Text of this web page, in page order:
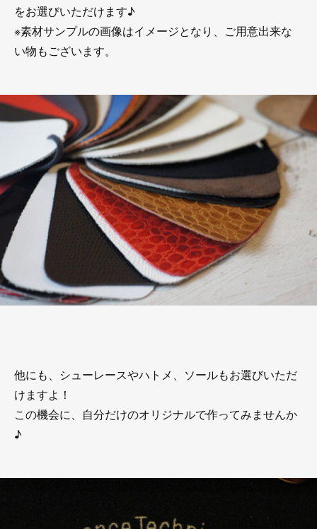
をお選びいただけます♪
※素材サンプルの画像はイメージとなり、ご用意出来な
い物もございます。
他にも、シューレースやハトメ、ソールもお選びいただ
けますよ！
この機会に、自分だけのオリジナルで作ってみませんか
♪